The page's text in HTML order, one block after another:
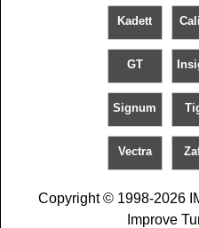
Kadett
GT
Signum
Vectra
Copyright © 1998-2026
Improve